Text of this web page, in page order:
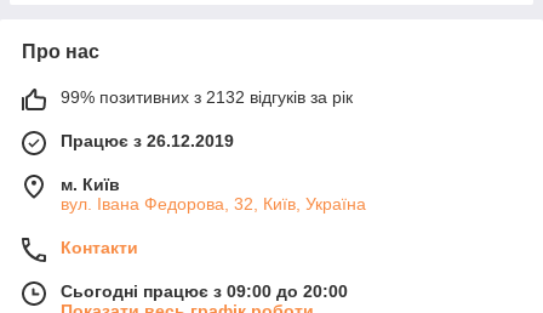
Про нас
99% позитивних з 2132 відгуків за рік
Працює з 26.12.2019
м. Київ
вул. Івана Федорова, 32, Київ, Україна
Контакти
Сьогодні працює з 09:00 до 20:00